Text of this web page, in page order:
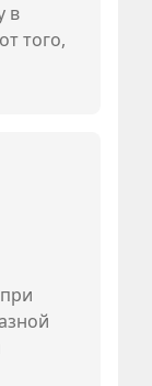
в
того,